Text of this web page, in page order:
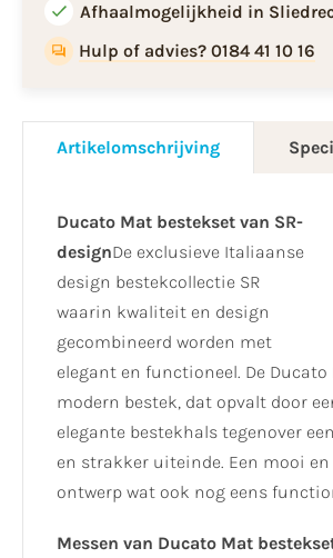
Afhaalmogelijkheid in
Hulp of advies? 0184 41 10 16
Artikelomschrijving
Ducato Mat bestekset van SR-
designDe exclusieve Italiaanse
design bestekcollectie SR
waarin kwaliteit en design
gecombineerd worden met
elegant en functioneel. De Ducato
modern bestek, dat opvalt door
elegante bestekhals tegenover
en strakker uiteinde. Een mooi
ontwerp wat ook nog eens
Messen van Ducato Mat